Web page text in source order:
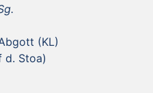
(KL)
d. Stoa)